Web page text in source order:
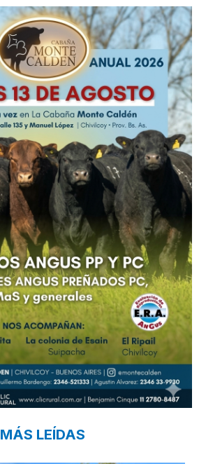
MÁS LEÍDAS